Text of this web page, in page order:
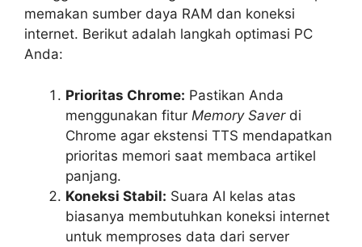
memakan sumber daya RAM dan koneksi
internet. Berikut adalah langkah optimasi PC
Anda:
Prioritas Chrome: Pastikan Anda
menggunakan fitur Memory Saverdi
Chrome agar ekstensi TTS mendapatkan
prioritas memori saat membaca artikel
panjang.
Koneksi Stabil: Suara AI kelas atas
biasanya membutuhkan koneksi internet
untuk memproses data dari server